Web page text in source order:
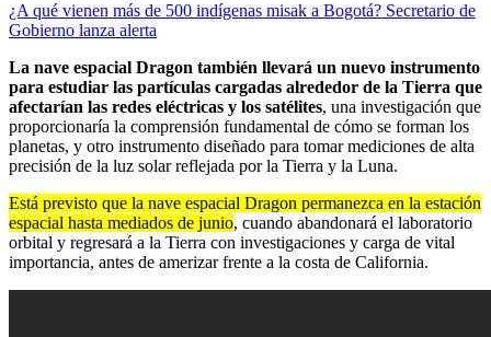
¿A qué vienen más de 500 indígenas misak a Bogotá? Secretario de
Gobierno lanza alerta
La nave espacial Dragon también llevará un nuevo instrumento
para estudiar las partículas cargadas alrededor de la Tierra que
afectarían las redes eléctricas y los satélites, una investigación que
proporcionaría la comprensión fundamental de cómo se forman los
planetas, y otro instrumento diseñado para tomar mediciones de alta
precisión de la luz solar reflejada por la Tierra y la Luna.
Está previsto que la nave espacial Dragon permanezca en la estación
espacial hasta mediados de junio, cuando abandonará el laboratorio
orbital y regresará a la Tierra con investigaciones y carga de vital
importancia, antes de amerizar frente a la costa de California.